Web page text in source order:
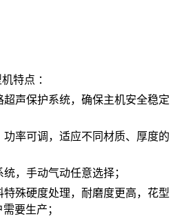
特点 ：
超声保护系统，确保主机安全稳定
功率可调，适应不同材质、厚度的
，手动气动任意选择；
特殊硬度处理，耐磨度更高，花型
要生产；